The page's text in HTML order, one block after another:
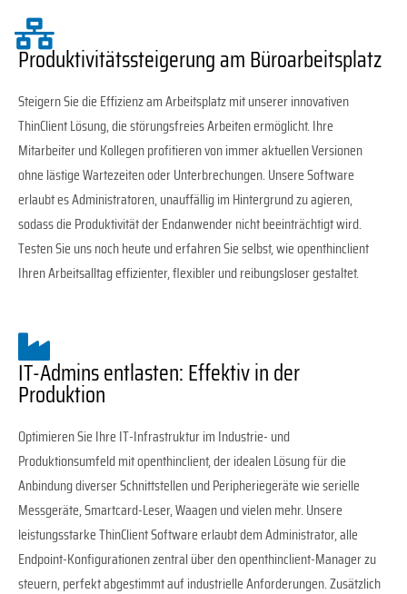
Produktivitätssteigerung am Büroarbeitsplatz
Steigern Sie die Effizienz am Arbeitsplatz mit unserer innovativen
ThinClient Lösung, die störungsfreies Arbeiten ermöglicht. Ihre
Mitarbeiter und Kollegen profitieren von immer aktuellen Versionen
ohne lästige Wartezeiten oder Unterbrechungen. Unsere Software
erlaubt es Administratoren, unauffällig im Hintergrund zu agieren,
sodass die Produktivität der Endanwender nicht beeinträchtigt wird.
Testen Sie uns noch heute und erfahren Sie selbst, wie openthinclient
Ihren Arbeitsalltag effizienter, flexibler und reibungsloser gestaltet.
IT-Admins entlasten: Effektiv in der
Produktion
Optimieren Sie Ihre IT-Infrastruktur im Industrie- und
Produktionsumfeld mit openthinclient, der idealen Lösung für die
Anbindung diverser Schnittstellen und Peripheriegeräte wie serielle
Messgeräte, Smartcard-Leser, Waagen und vielen mehr. Unsere
leistungsstarke ThinClient Software erlaubt dem Administrator, alle
Endpoint-Konfigurationen zentral über den openthinclient-Manager zu
steuern, perfekt abgestimmt auf industrielle Anforderungen. Zusätzlich